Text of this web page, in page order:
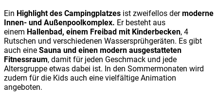
Ein Highlight des Campingplatzes ist zweifellos dermoderne
Innen- und Außenpoolkomplex. Er besteht aus
einem Hallenbad, einem Freibad mit Kinderbecken, 4
Rutschen und verschiedenen Wassersprühgeräten. Es gibt
auch eine Sauna und einen modern ausgestatteten
Fitnessraum, damit für jeden Geschmack und jede
Altersgruppe etwas dabei ist. In den Sommermonaten wird
zudem für die Kids auch eine vielfältige Animation
angeboten.